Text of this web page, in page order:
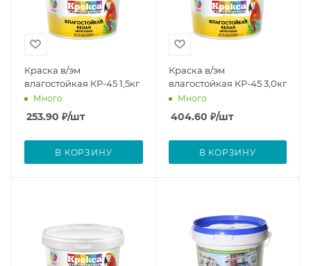
Краска в/эм
влагостойкая КР-45 1,5кг
Много
253.90 ₽/шт
В КОРЗИНУ
Краска в/эм
влагостойкая КР-45 3,0кг
Много
404.60 ₽/шт
В КОРЗИНУ